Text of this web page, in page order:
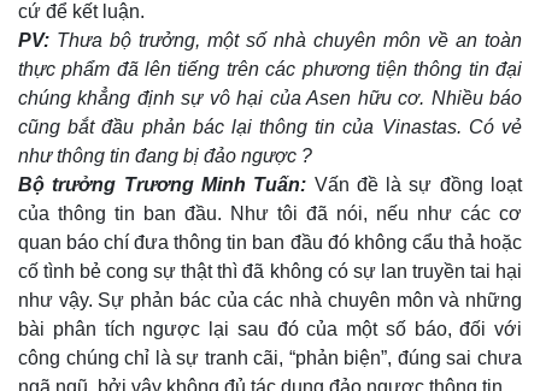
cứ để kết luận.
PV: Thưa bộ trưởng, một số nhà chuyên môn về an toàn
thực phẩm đã lên tiếng trên các phương tiện thông tin đại
chúng khẳng định sự vô hại của Asen hữu cơ. Nhiều báo
cũng bắt đầu phản bác lại thông tin của Vinastas. Có vẻ
như thông tin đang bị đảo ngược ?
Bộ trưởng Trương Minh Tuấn: Vấn đề là sự đồng loạt
của thông tin ban đầu. Như tôi đã nói, nếu như các cơ
quan báo chí đưa thông tin ban đầu đó không cẩu thả hoặc
cố tình bẻ cong sự thật thì đã không có sự lan truyền tai hại
như vậy. Sự phản bác của các nhà chuyên môn và những
bài phân tích ngược lại sau đó của một số báo, đối với
công chúng chỉ là sự tranh cãi, “phản biện”, đúng sai chưa
ngã ngũ, bởi vậy không đủ tác dụng đảo ngược thông tin.